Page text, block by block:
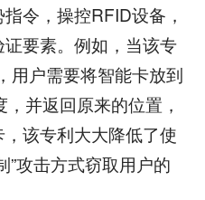
令，操控RFID设备，
要素。例如，当该专
用户需要将智能卡放到
并返回原来的位置，
该专利大大降低了使
”攻击方式窃取用户的